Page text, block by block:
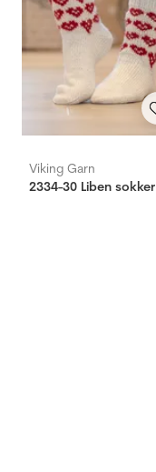
Viking Garn
2334-30 Liben sokker